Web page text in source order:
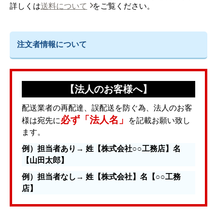
詳しくは送料について をご覧ください。
注文者情報について
【法人のお客様へ】
配送業者の再配達、誤配送を防ぐ為、法人のお客
様は宛先に必ず「法人名」
を記載お願い致し
ます。
例）担当者あり→ 姓【株式会社○○工務店】名
【山田太郎】
例）担当者なし→ 姓【株式会社】名【○○工務
店】